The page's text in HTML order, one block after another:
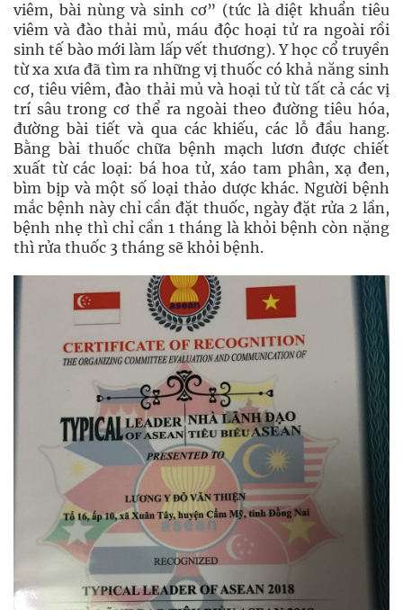
viêm, bài nùng và sinh cơ” (tức là diệt khuẩn tiêu
viêm và đào thải mủ, máu độc hoại tử ra ngoài rồi
sinh tế bào mới làm lấp vết thương). Y học cổ truyền
từ xa xưa đã tìm ra những vị thuốc có khả năng sinh
cơ, tiêu viêm, đào thải mủ và hoại tử từ tất cả các vị
trí sâu trong cơ thể ra ngoài theo đường tiêu hóa,
đường bài tiết và qua các khiếu, các lỗ đầu hang.
Bằng bài thuốc chữa bệnh mạch lươn được chiết
xuất từ các loại: bá hoa tử, xáo tam phân, xạ đen,
bìm bịp và một số loại thảo dược khác. Người bệnh
mắc bệnh này chỉ cần đặt thuốc, ngày đặt rửa 2 lần,
bệnh nhẹ thì chỉ cần 1 tháng là khỏi bệnh còn nặng
thì rửa thuốc 3 tháng sẽ khỏi bệnh.